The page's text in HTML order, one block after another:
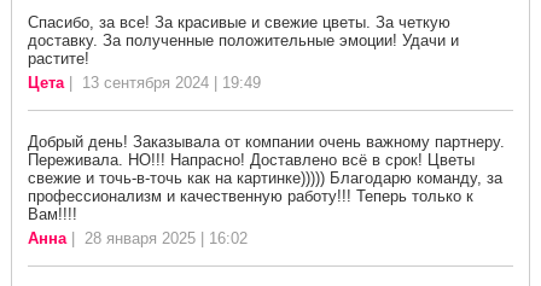
Спасибо, за все! За красивые и свежие цветы. За четкую
доставку. За полученные положительные эмоции! Удачи и
растите!
Цета| 13 сентября 2024 | 19:49
Добрый день! Заказывала от компании очень важному партнеру.
Переживала. НО!!! Напрасно! Доставлено всё в срок! Цветы
свежие и точь-в-точь как на картинке))))) Благодарю команду, за
профессионализм и качественную работу!!! Теперь только к
Вам!!!!
Анна| 28 января 2025 | 16:02